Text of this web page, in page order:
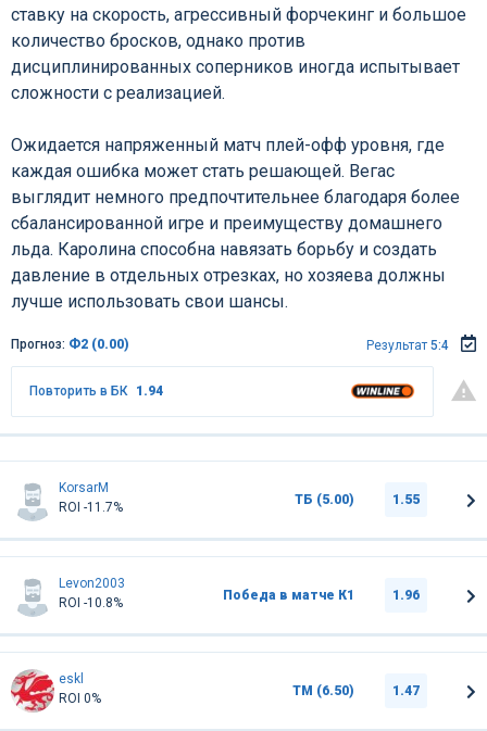
ставку на скорость, агрессивный форчекинг и большое
количество бросков, однако против
дисциплинированных соперников иногда испытывает
сложности с реализацией.
Ожидается напряженный матч плей-офф уровня, где
каждая ошибка может стать решающей. Вегас
выглядит немного предпочтительнее благодаря более
сбалансированной игре и преимуществу домашнего
льда. Каролина способна навязать борьбу и создать
давление в отдельных отрезках, но хозяева должны
лучше использовать свои шансы.
Прогноз: Ф2 (0.00) Результат 5:4
Повторить в БК 1.94
KorsarM
ROI -11.7%
ТБ (5.00) 1.55
Levon2003
ROI -10.8%
Победа в матче К1 1.96
eskl
ROI 0%
ТМ (6.50) 1.47